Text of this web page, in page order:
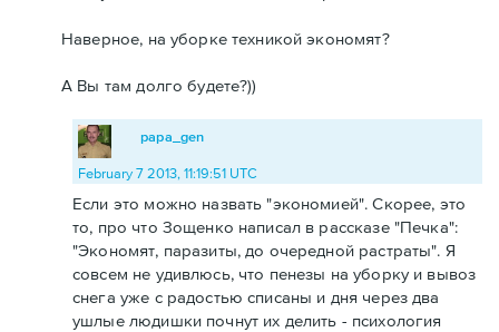
Наверное, на уборке техникой экономят?
А Вы там долго будете?))
papa_gen
February 7 2013, 11:19:51 UTC
Если это можно назвать "экономией". Скорее, это
то, про что Зощенко написал в рассказе "Печка":
"Экономят, паразиты, до очередной растраты". Я
совсем не удивлюсь, что пенезы на уборку и вывоз
снега уже с радостью списаны и дня через два
ушлые людишки почнут их делить - психология